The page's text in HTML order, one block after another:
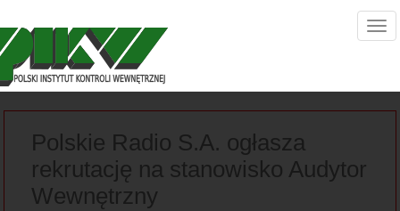
Polskie Radio S.A. ogłasza
rekrutację na stanowisko Audytor
Wewnętrzny